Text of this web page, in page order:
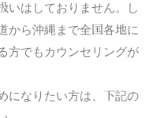
いはしておりません。し
から沖縄まで全国各地に
方でもカウンセリングが
になりたい方は、下記の